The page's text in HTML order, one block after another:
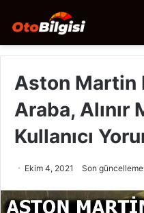
Aston Martin
Araba, Alınır
Kullanıcı
Ekim 4, 2021 Son